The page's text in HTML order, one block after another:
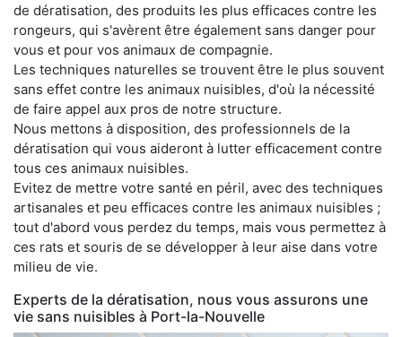
de dératisation, des produits les plus efficaces contre les
rongeurs, qui s'avèrent être également sans danger pour
vous et pour vos animaux de compagnie.
Les techniques naturelles se trouvent être le plus souvent
sans effet contre les animaux nuisibles, d'où la nécessité
de faire appel aux pros de notre structure.
Nous mettons à disposition, des professionnels de la
dératisation qui vous aideront à lutter efficacement contre
tous ces animaux nuisibles.
Evitez de mettre votre santé en péril, avec des techniques
artisanales et peu efficaces contre les animaux nuisibles ;
tout d'abord vous perdez du temps, mais vous permettez à
ces rats et souris de se développer à leur aise dans votre
milieu de vie.
Experts de la dératisation, nous vous assurons une
vie sans nuisibles à Port-la-Nouvelle